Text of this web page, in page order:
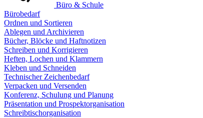
Büro & Schule
Bürobedarf
Ordnen und Sortieren
Ablegen und Archivieren
Bücher, Blöcke und Haftnotizen
Schreiben und Korrigieren
Heften, Lochen und Klammern
Kleben und Schneiden
Technischer Zeichenbedarf
Verpacken und Versenden
Konferenz, Schulung und Planung
Präsentation und Prospektorganisation
Schreibtischorganisation